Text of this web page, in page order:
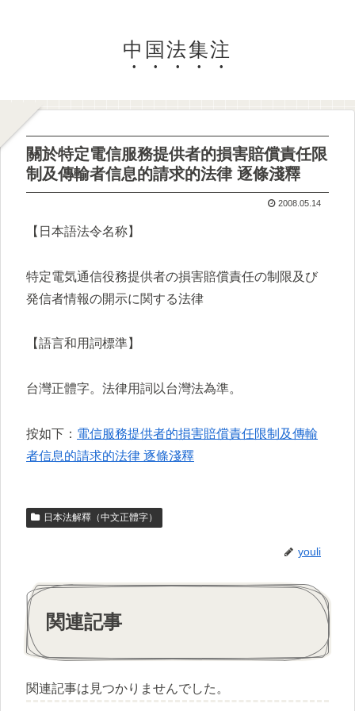
中国法集注
關於特定電信服務提供者的損害賠償責任限
制及傳輸者信息的請求的法律 逐條淺釋
2008.05.14
【日本語法令名称】
特定電気通信役務提供者の損害賠償責任の制限及び
発信者情報の開示に関する法律
【語言和用詞標準】
台灣正體字。法律用詞以台灣法為準。
按如下： 電信服務提供者的損害賠償責任限制及傳輸
者信息的請求的法律 逐條淺釋
日本法解釋（中文正體字）
youli
関連記事
関連記事は見つかりませんでした。